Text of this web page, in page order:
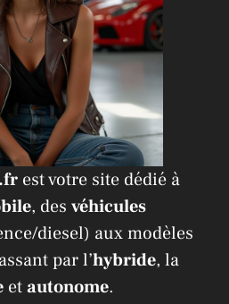
est votre site dédié à
, des véhicules
diesel) aux modèles
par l’hybride, la
etautonome.